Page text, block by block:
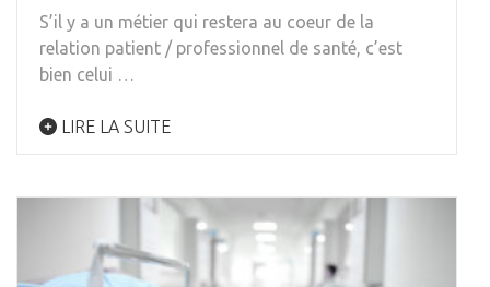
S’il y a un métier qui restera au coeur de la
relation patient / professionnel de santé, c’est
bien celui …
LIRE LA SUITE